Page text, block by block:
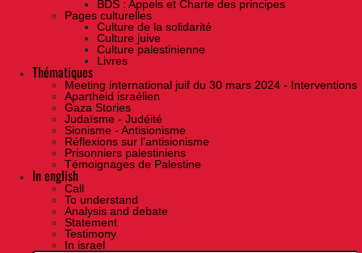
BDS : Appels et Charte des principes
Pages culturelles
Culture de la solidarité
Culture juive
Culture palestinienne
Livres
Thématiques
Meeting international juif du 30 mars 2024 - Interventions
Apartheid israélien
Gaza Stories
Judaïsme - Judéité
Sionisme - Antisionisme
Réflexions sur l’antisionisme
Prisonniers palestiniens
Témoignages de Palestine
In english
Call
To understand
Analysis and debate
Statement
Testimony
In israel